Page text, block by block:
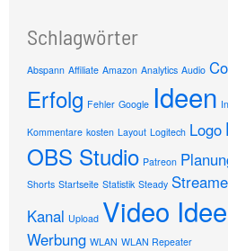
Schlagwörter
Abspann Affiliate Amazon Analytics Audio
Erfolg Fehler Google Ideen
Kommentare kosten Layout Logitech Logo
OBS Studio Patreon
Shorts Startseite Statistik Steady
Kanal Upload Video
Werbung WLAN WLAN Repeater